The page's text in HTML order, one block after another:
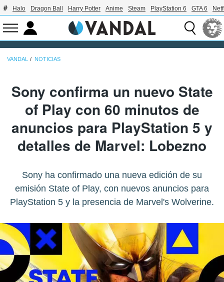
Halo Dragon Ball Harry Potter Anime Steam PlayStation 6 GTA 6
VANDAL NOTICIAS
Sony confirma un nuevo State
of Play con 60 minutos de
anuncios para PlayStation 5 y
detalles de Marvel: Lobezno
Sony ha confirmado una nueva edición de su
emisión State of Play, con nuevos anuncios para
PlayStation 5 y la presencia de Marvel's Wolverine.